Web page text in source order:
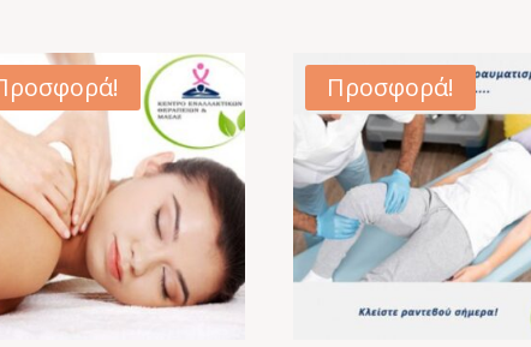
Προσφορά!